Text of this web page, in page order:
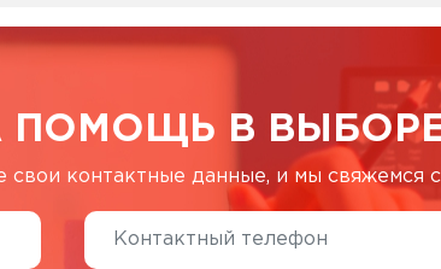
ПОМОЩЬ В
свои контактные данные, и мы свяжемся